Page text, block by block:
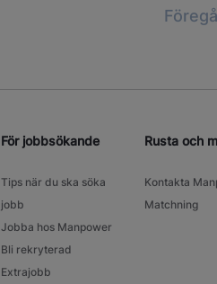
inköpare vara helt rätt för
För jobbsökande
Tips när du ska söka
jobb
Jobba hos Manpower
Bli rekryterad
Extrajobb
Rusta och
Kontakta
Matchning